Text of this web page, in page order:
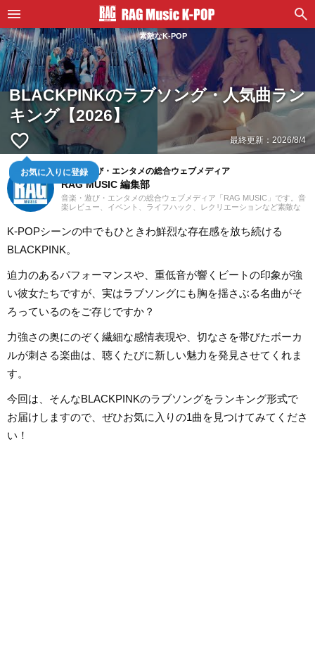
素敵なK-POP
BLACKPINKのラブソング・人気曲ラン
キング【2026】
favorite_border
お気に入りに登録
最終更新： 2026/8/4
音楽・遊び・エンタメの総合ウェブメディア
RAG MUSIC 編集部
音楽・遊び・エンタメの総合ウェブメディア「RAG MUSIC」です。音
楽レビュー、イベント、ライフハック、レクリエーションなど素敵な
K-POPシーンの中でもひときわ鮮烈な存在感を放ち続ける
BLACKPINK。
迫力のあるパフォーマンスや、重低音が響くビートの印象が強
い彼女たちですが、実はラブソングにも胸を揺さぶる名曲がそ
ろっているのをご存じですか？
力強さの奥にのぞく繊細な感情表現や、切なさを帯びたボーカ
ルが刺さる楽曲は、聴くたびに新しい魅力を発見させてくれま
す。
今回は、そんなBLACKPINKのラブソングをランキング形式で
お届けしますので、ぜひお気に入りの1曲を見つけてみてくださ
い！